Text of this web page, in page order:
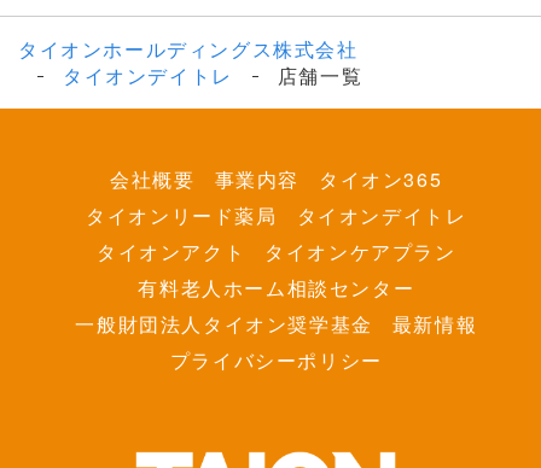
タイオンホールディングス株式会社
タイオンデイトレ
店舗一覧
会社概要 事業内容
タイオン365
タイオンリード薬局
タイオンデイトレ
タイオンアクト
タイオンケアプラン
有料老人ホーム相談センター
一般財団法人タイオン奨学基金
最新情報
プライバシーポリシー